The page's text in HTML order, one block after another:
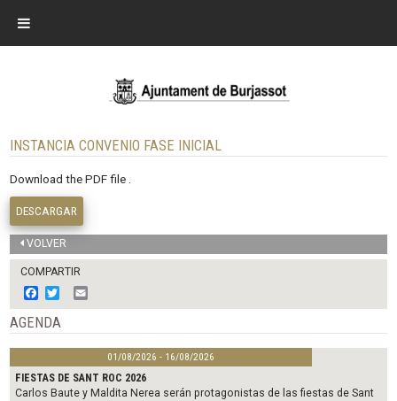
INSTANCIA CONVENIO FASE INICIAL
Download the PDF file .
DESCARGAR
VOLVER
COMPARTIR
F
a
c
e
b
o
o
k
w
i
t
t
e
r
m
i
l
AGENDA
01/08/2026 - 16/08/2026
FIESTAS DE SANT ROC 2026
Carlos Baute y Maldita Nerea serán protagonistas de las fiestas de Sant